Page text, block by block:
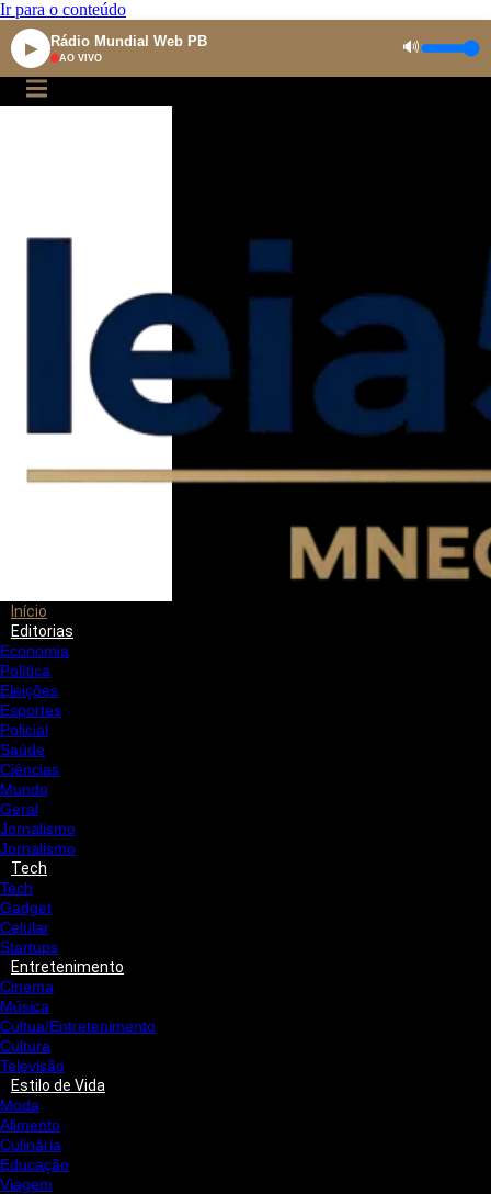
Ir para o conteúdo
▶ Rádio Mundial Web PB
AO VIVO
🔊
Início
Editorias
Economia
Política
Eleições
Esportes
Policial
Saúde
Ciências
Mundo
Geral
Jornalismo
Jornalismo
Tech
Tech
Gadget
Celular
Startups
Entretenimento
Cinema
Música
Cultua/Entretenimento
Cultura
Televisão
Estilo de Vida
Moda
Alimento
Culinária
Educação
Viagem